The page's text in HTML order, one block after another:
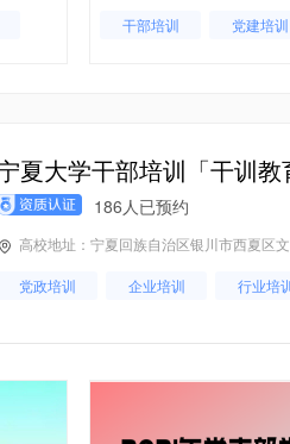
干部培训 党建培训
夏大学干部培训「干训教
186人已预约
高校地址：宁夏回族自治区银川市西夏区
党政培训 企业培训 行业培